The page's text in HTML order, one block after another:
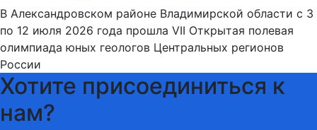
В Александровском районе Владимирской области с 3
по 12 июля 2026 года прошла VII Открытая полевая
олимпиада юных геологов Центральных регионов
России
Хотите присоединиться к
нам?